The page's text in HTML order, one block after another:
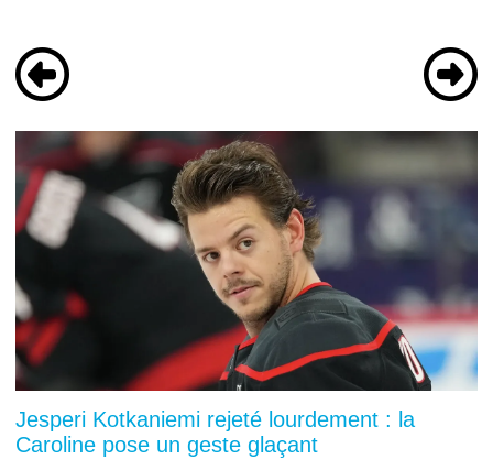
Jesperi Kotkaniemi rejeté lourdement : la
Caroline pose un geste glaçant